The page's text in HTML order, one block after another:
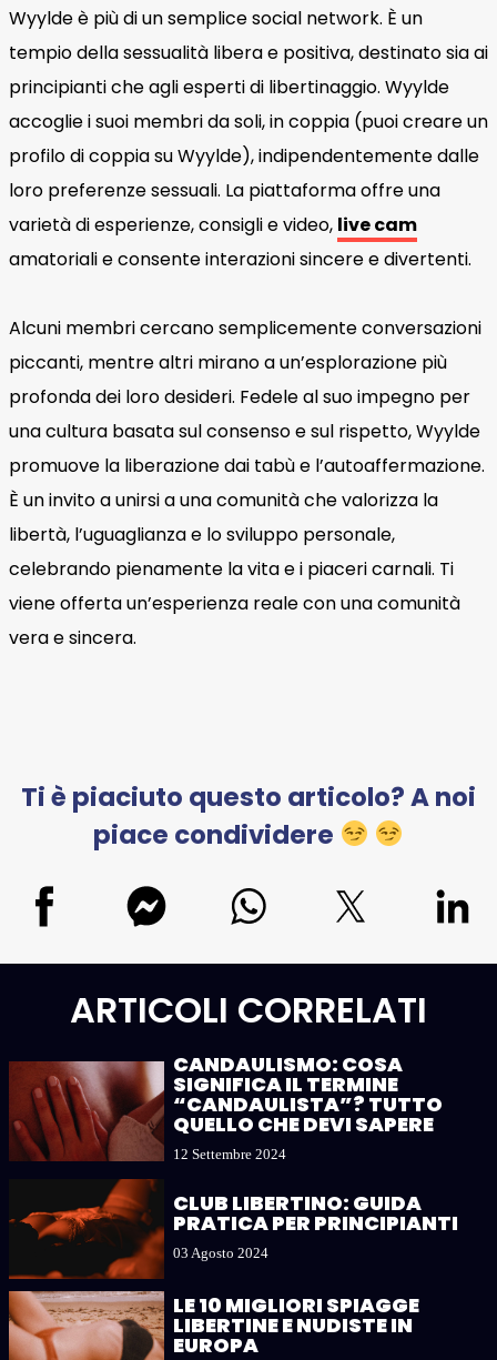
Wyylde è più di un semplice social network. È un
tempio della sessualità libera e positiva, destinato sia ai
principianti che agli esperti di libertinaggio. Wyylde
accoglie i suoi membri da soli, in coppia (puoi creare un
profilo di coppia su Wyylde), indipendentemente dalle
loro preferenze sessuali. La piattaforma offre una
varietà di esperienze, consigli e video, live cam
amatoriali e consente interazioni sincere e divertenti.
Alcuni membri cercano semplicemente conversazioni
piccanti, mentre altri mirano a un’esplorazione più
profonda dei loro desideri. Fedele al suo impegno per
una cultura basata sul consenso e sul rispetto, Wyylde
promuove la liberazione dai tabù e l’autoaffermazione.
È un invito a unirsi a una comunità che valorizza la
libertà, l’uguaglianza e lo sviluppo personale,
celebrando pienamente la vita e i piaceri carnali. Ti
viene offerta un’esperienza reale con una comunità
vera e sincera.
Ti è piaciuto questo articolo? A noi
piace condividere
ARTICOLI CORRELATI
CANDAULISMO: COSA
SIGNIFICA IL TERMINE
“CANDAULISTA”? TUTTO
QUELLO CHE DEVI SAPERE
12 Settembre 2024
CLUB LIBERTINO: GUIDA
PRATICA PER PRINCIPIANTI
03 Agosto 2024
LE 10 MIGLIORI SPIAGGE
LIBERTINE E NUDISTE IN
EUROPA